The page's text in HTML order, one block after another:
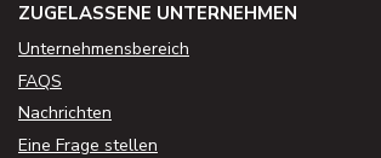
ZUGELASSENE UNTERNEHMEN
Unternehmensbereich
FAQS
Nachrichten
Eine Frage stellen